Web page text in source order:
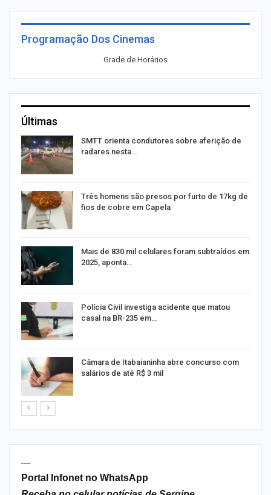
Programação Dos Cinemas
Grade de Horários
Últimas
SMTT orienta condutores sobre aferição de
radares nesta…
Três homens são presos por furto de 17kg de
fios de cobre em Capela
Mais de 830 mil celulares foram subtraídos em
2025, aponta…
Polícia Civil investiga acidente que matou
casal na BR-235 em…
Câmara de Itabaianinha abre concurso com
salários de até R$ 3 mil
----
Portal Infonet no WhatsApp